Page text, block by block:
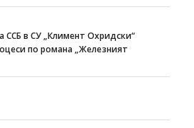
ССБ в СУ „Климент Охридски“
по романа „Железният